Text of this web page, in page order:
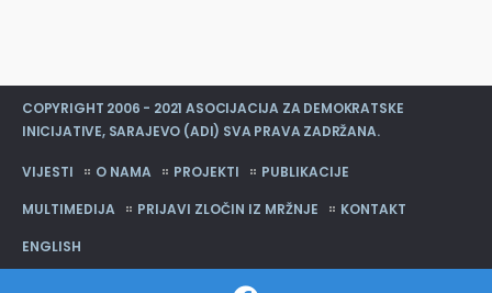
COPYRIGHT 2006 - 2021 ASOCIJACIJA ZA DEMOKRATSKE
INICIJATIVE, SARAJEVO (ADI) SVA PRAVA ZADRŽANA.
VIJESTI O NAMA PROJEKTI
PUBLIKACIJE
MULTIMEDIJA
PRIJAVI ZLOČIN IZ MRŽNJE
KONTAKT
ENGLISH